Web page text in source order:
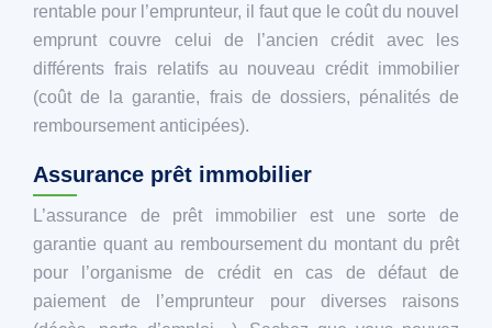
rentable pour l’emprunteur, il faut que le coût du nouvel
emprunt couvre celui de l’ancien crédit avec les
différents frais relatifs au nouveau crédit immobilier
(coût de la garantie, frais de dossiers, pénalités de
remboursement anticipées).
Assurance prêt immobilier
L’assurance de prêt immobilier est une sorte de
garantie quant au remboursement du montant du prêt
pour l’organisme de crédit en cas de défaut de
paiement de l’emprunteur pour diverses raisons